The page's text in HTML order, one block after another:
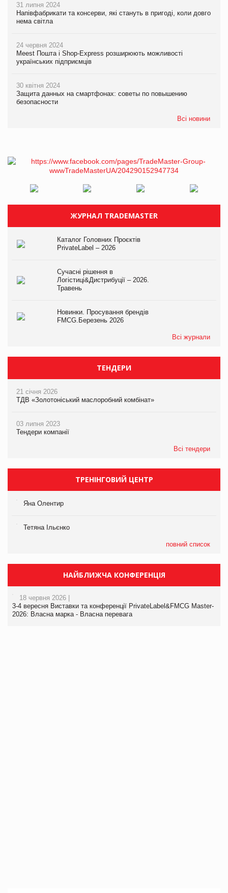
31 липня 2024
Напівфабрикати та консерви, які стануть в пригоді, коли довго
нема світла
24 червня 2024
Meest Пошта і Shop-Express розширюють можливості
українських підприємців
30 квітня 2024
Защита данных на смартфонах: советы по повышению
безопасности
Всі новини
ЖУРНАЛ TRADEMASTER
Каталог Головних Проєктів
PrivateLabel – 2026
Сучасні рішення в
Логістиці&Дистрибуції – 2026.
Травень
Новинки. Просування брендів
FMCG.Березень 2026
Всі журнали
ТЕНДЕРИ
21 січня 2026
ТДВ «Золотоніський маслоробний комбінат»
03 липня 2023
Тендери компанії
Всі тендери
ТРЕНІНГОВИЙ ЦЕНТР
Яна Олентир
Тетяна Ільєнко
повний список
НАЙБЛИЖЧА КОНФЕРЕНЦІЯ
18 червня 2026 |
3-4 вересня Виставки та конференції PrivateLabel&FMCG Master-
2026: Власна марка - Власна перевага